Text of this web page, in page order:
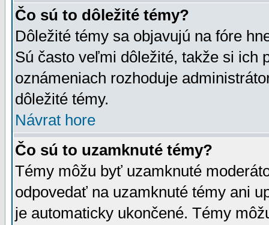
Čo sú to dôležité témy?
Dôležité témy sa objavujú na fóre
Sú často veľmi dôležité, takže si ich
oznámeniach rozhoduje
dôležité témy.
Návrat hore
Čo sú to uzamknuté témy?
Témy môžu byť uzamknuté
odpovedať na uzamknuté témy ani
je automaticky ukončené. Témy